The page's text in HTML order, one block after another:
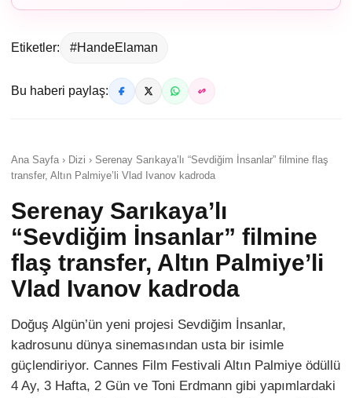
Etiketler: #HandeElaman
Bu haberi paylaş:
Ana Sayfa › Dizi › Serenay Sarıkaya’lı “Sevdiğim İnsanlar” filmine flaş
transfer, Altın Palmiye’li Vlad Ivanov kadroda
Serenay Sarıkaya’lı
“Sevdiğim İnsanlar” filmine
flaş transfer, Altın Palmiye’li
Vlad Ivanov kadroda
Doğuş Algün’ün yeni projesi Sevdiğim İnsanlar,
kadrosunu dünya sinemasından usta bir isimle
güçlendiriyor. Cannes Film Festivali Altın Palmiye ödüllü
4 Ay, 3 Hafta, 2 Gün ve Toni Erdmann gibi yapımlardaki